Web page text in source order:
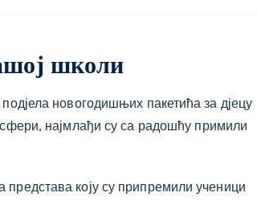
школи
новогодишњих пакетића за дјецу
најмлађи су са радошћу примили
коју су припремили ученици